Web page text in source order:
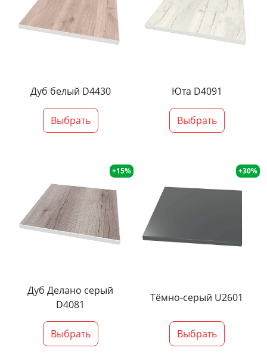
Дуб белый D4430
Выбрать
Юта D4091
Выбрать
+15%
Дуб Делано серый
D4081
Выбрать
+30%
Тёмно-серый U2601
Выбрать